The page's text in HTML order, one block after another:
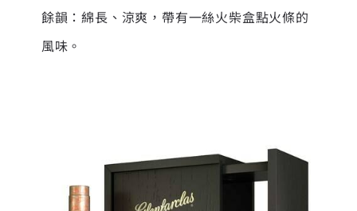
餘韻：綿長、涼爽，帶有一絲火柴盒點火條的
風味。